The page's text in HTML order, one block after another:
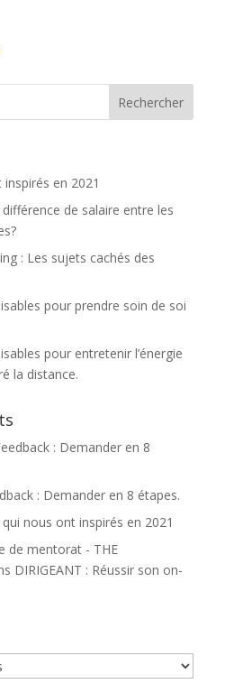
en 2021
de salaire entre les
: Les sujets cachés des
pour prendre soin de soi
pour entretenir l’énergie
la distance.
: Demander en 8
: Demander en 8 étapes.
nous ont inspirés en 2021
de mentorat - THE
DIRIGEANT : Réussir son on-